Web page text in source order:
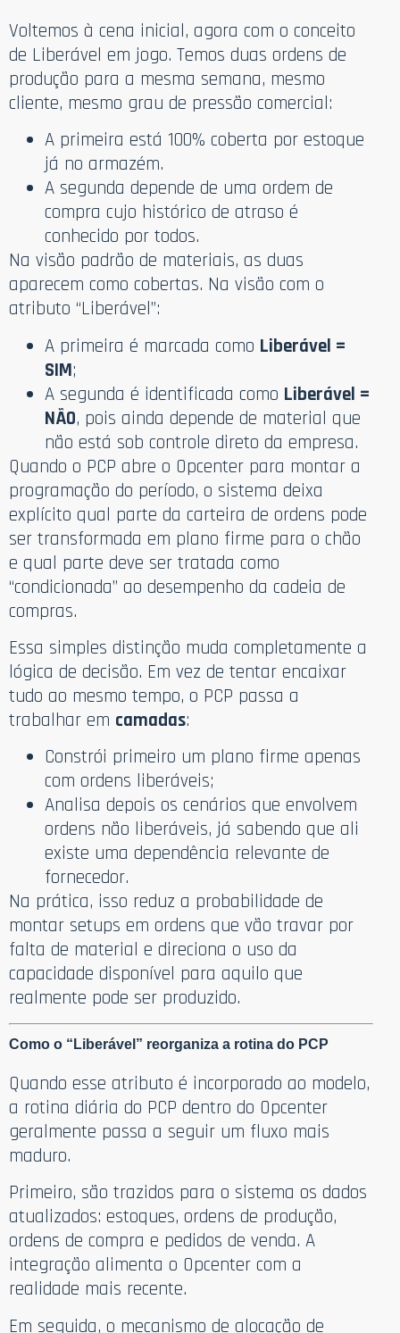
Voltemos à cena inicial, agora com o conceito
de Liberável em jogo. Temos duas ordens de
produção para a mesma semana, mesmo
cliente, mesmo grau de pressão comercial:
A primeira está 100% coberta por estoque
já no armazém.
A segunda depende de uma ordem de
compra cujo histórico de atraso é
conhecido por todos.
Na visão padrão de materiais, as duas
aparecem como cobertas. Na visão com o
atributo “Liberável”:
A primeira é marcada como Liberável =
SIM;
A segunda é identificada como Liberável =
NÃO, pois ainda depende de material que
não está sob controle direto da empresa.
Quando o PCP abre o Opcenter para montar a
programação do período, o sistema deixa
explícito qual parte da carteira de ordens pode
ser transformada em plano firme para o chão
e qual parte deve ser tratada como
“condicionada” ao desempenho da cadeia de
compras.
Essa simples distinção muda completamente a
lógica de decisão. Em vez de tentar encaixar
tudo ao mesmo tempo, o PCP passa a
trabalhar em camadas:
Constrói primeiro um plano firme apenas
com ordens liberáveis;
Analisa depois os cenários que envolvem
ordens não liberáveis, já sabendo que ali
existe uma dependência relevante de
fornecedor.
Na prática, isso reduz a probabilidade de
montar setups em ordens que vão travar por
falta de material e direciona o uso da
capacidade disponível para aquilo que
realmente pode ser produzido.
Como o “Liberável” reorganiza a rotina do PCP
Quando esse atributo é incorporado ao modelo,
a rotina diária do PCP dentro do Opcenter
geralmente passa a seguir um fluxo mais
maduro.
Primeiro, são trazidos para o sistema os dados
atualizados: estoques, ordens de produção,
ordens de compra e pedidos de venda. A
integração alimenta o Opcenter com a
realidade mais recente.
Em seguida, o mecanismo de alocação de